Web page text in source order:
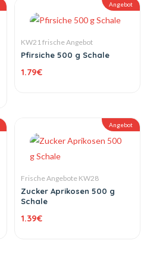
Angebot
KW21 frische Angebot
Pfirsiche 500 g Schale
1.79€
Angebot
Frische Angebote KW28
Zucker Aprikosen 500 g
Schale
1.39€